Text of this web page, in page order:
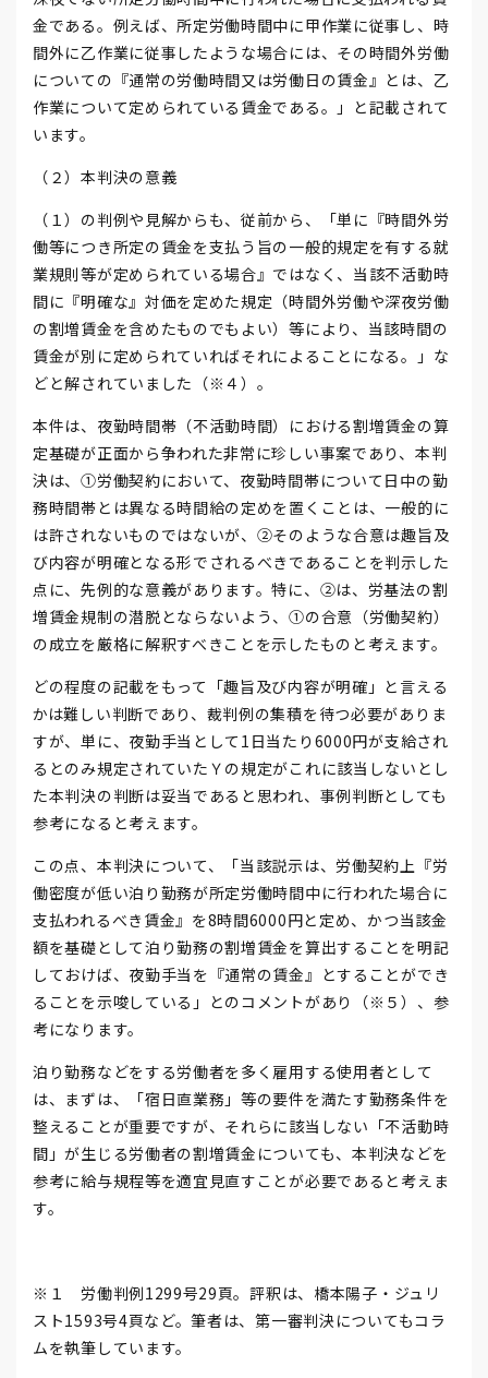
金である。例えば、所定労働時間中に甲作業に従事し、時
間外に乙作業に従事したような場合には、その時間外労働
についての『通常の労働時間又は労働日の賃金』とは、乙
作業について定められている賃金である。」と記載されて
います。
（２）本判決の意義
（１）の判例や見解からも、従前から、「単に『時間外労
働等につき所定の賃金を支払う旨の一般的規定を有する就
業規則等が定められている場合』ではなく、当該不活動時
間に『明確な』対価を定めた規定（時間外労働や深夜労働
の割増賃金を含めたものでもよい）等により、当該時間の
賃金が別に定められていればそれによることになる。」な
どと解されていました（※４）。
本件は、夜勤時間帯（不活動時間）における割増賃金の算
定基礎が正面から争われた非常に珍しい事案であり、本判
決は、①労働契約において、夜勤時間帯について日中の勤
務時間帯とは異なる時間給の定めを置くことは、一般的に
は許されないものではないが、②そのような合意は趣旨及
び内容が明確となる形でされるべきであることを判示した
点に、先例的な意義があります。特に、②は、労基法の割
増賃金規制の潜脱とならないよう、①の合意（労働契約）
の成立を厳格に解釈すべきことを示したものと考えます。
どの程度の記載をもって「趣旨及び内容が明確」と言える
かは難しい判断であり、裁判例の集積を待つ必要がありま
すが、単に、夜勤手当として1日当たり6000円が支給され
るとのみ規定されていたＹの規定がこれに該当しないとし
た本判決の判断は妥当であると思われ、事例判断としても
参考になると考えます。
この点、本判決について、「当該説示は、労働契約上『労
働密度が低い泊り勤務が所定労働時間中に行われた場合に
支払われるべき賃金』を8時間6000円と定め、かつ当該金
額を基礎として泊り勤務の割増賃金を算出することを明記
しておけば、夜勤手当を『通常の賃金』とすることができ
ることを示唆している」とのコメントがあり（※５）、参
考になります。
泊り勤務などをする労働者を多く雇用する使用者として
は、まずは、「宿日直業務」等の要件を満たす勤務条件を
整えることが重要ですが、それらに該当しない「不活動時
間」が生じる労働者の割増賃金についても、本判決などを
参考に給与規程等を適宜見直すことが必要であると考えま
す。
※１ 労働判例1299号29頁。評釈は、橋本陽子・ジュリ
スト1593号4頁など。筆者は、第一審判決についてもコラ
ムを執筆しています。